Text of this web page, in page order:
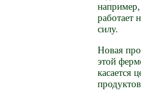
например,
работает
силу.
Новая
этой
касается